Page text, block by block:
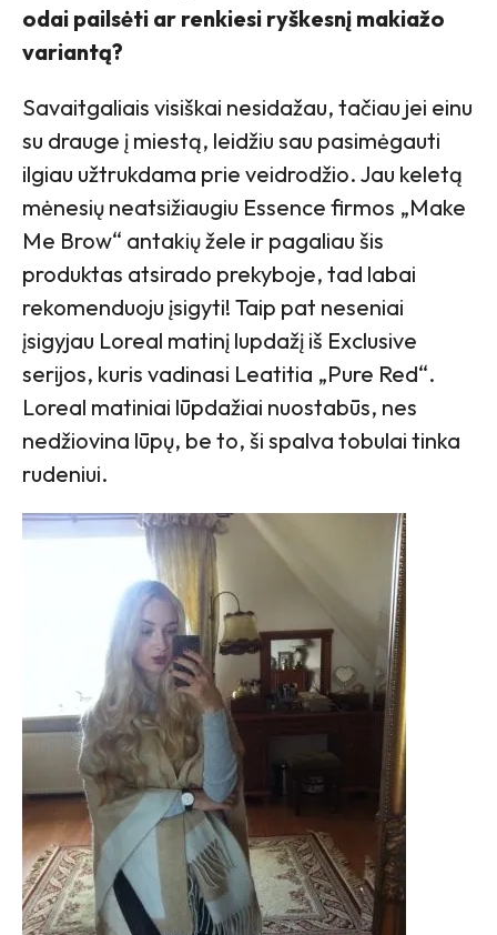
odai pailsėti ar renkiesi ryškesnį makiažo
variantą?
Savaitgaliais visiškai nesidažau, tačiau jei einu
su drauge į miestą, leidžiu sau pasimėgauti
ilgiau užtrukdama prie veidrodžio. Jau keletą
mėnesių neatsižiaugiu Essence firmos „Make
Me Brow“ antakių žele ir pagaliau šis
produktas atsirado prekyboje, tad labai
rekomenduoju įsigyti! Taip pat neseniai
įsigyjau Loreal matinį lupdažį iš Exclusive
serijos, kuris vadinasi Leatitia „Pure Red“.
Loreal matiniai lūpdažiai nuostabūs, nes
nedžiovina lūpų, be to, ši spalva tobulai tinka
rudeniui.